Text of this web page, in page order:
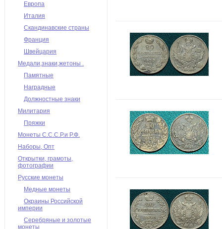
Европа
Италия
Скандинавские страны
Франция
Швейцария
Медали,знаки,жетоны .
Памятные
Наградные
Должностные знаки
Милитария
Пряжки
Монеты С.С.С.Р.и Р.Ф.
Наборы, Опт
Открытки, грамоты,
фотографии
Русские монеты
Медные монеты
Окраины Российской
империи
Серебряные и золотые
монеты